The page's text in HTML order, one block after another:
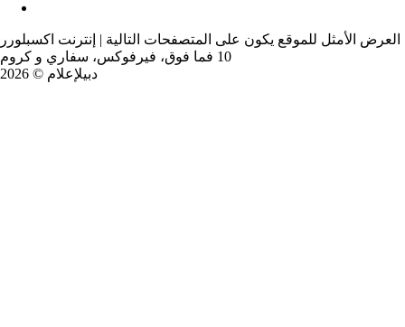
العرض الأمثل للموقع يكون على المتصفحات التالية | إنترنت اكسبلورر
10 فما فوق، فيرفوكس، سفاري و كروم
دبيلإعلام © 2026